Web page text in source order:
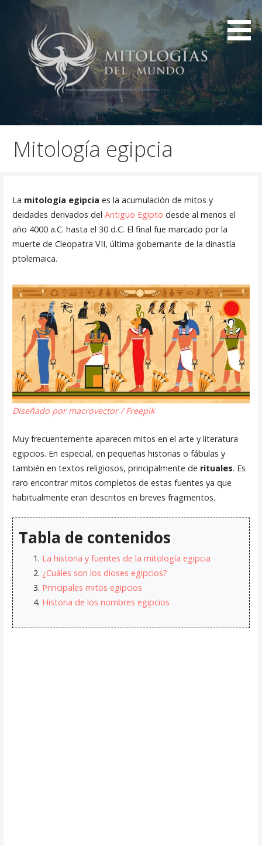
contenido
Mitologías del mundo
Mitologías de civilizaciones de la historia
Mitología egipcia
La mitología egipcia es la acumulación de mitos y
deidades derivados del Antiguo Egipto desde al menos el
año 4000 a.C. hasta el 30 d.C. El final fue marcado por la
muerte de Cleopatra VII, última gobernante de la dinastía
ptolemaica.
Diseñado por macrovector / Freepik
Muy frecuentemente aparecen mitos en el arte y literatura
egipcios. En especial, en pequeñas historias o fábulas y
también en textos religiosos, principalmente de rituales. Es
raro encontrar mitos completos de estas fuentes ya que
habitualmente eran descritos en breves fragmentos.
Tabla de contenidos
La historia y fuentes de la mitología egipcia
¿Cuáles son los dioses egipcios?
Principales mitos egipcios
Historia de los nombres egipcios